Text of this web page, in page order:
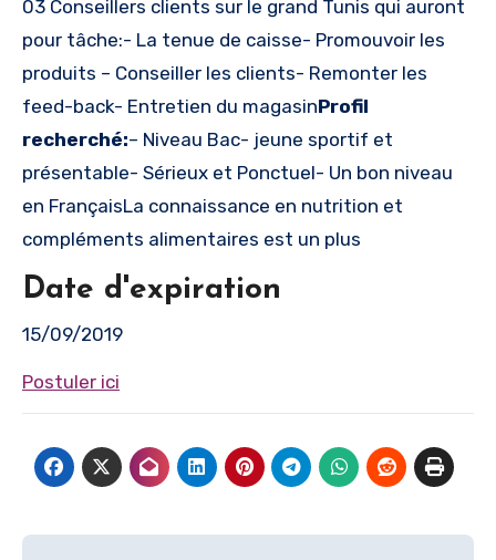
03 Conseillers clients sur le grand Tunis qui auront
pour tâche:- La tenue de caisse- Promouvoir les
produits – Conseiller les clients- Remonter les
feed-back- Entretien du magasinProfil
recherché:– Niveau Bac- jeune sportif et
présentable- Sérieux et Ponctuel- Un bon niveau
en FrançaisLa connaissance en nutrition et
compléments alimentaires est un plus
Date d'expiration
15/09/2019
Postuler ici